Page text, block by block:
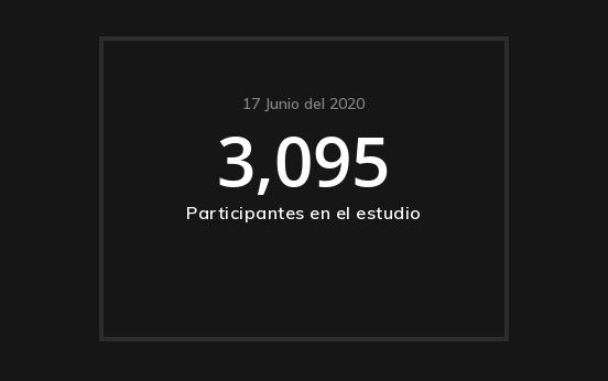
17 Junio del 2020
3,095
Participantes en el estudio